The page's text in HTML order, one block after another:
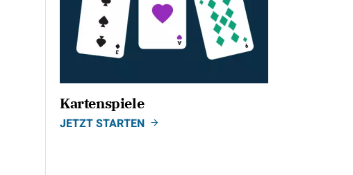
Kartenspiele
JETZT STARTEN